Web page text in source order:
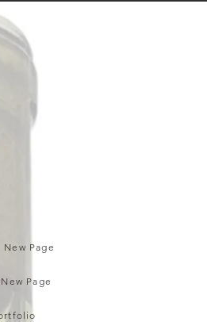
New Page
New Page